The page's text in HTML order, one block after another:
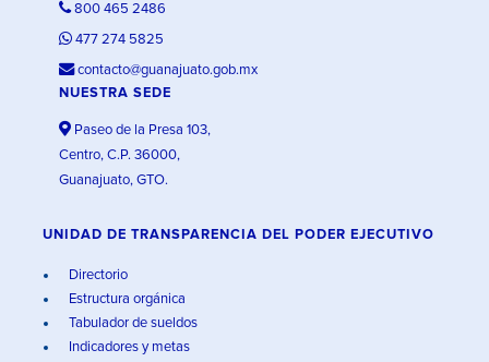
800 465 2486
477 274 5825
contacto@guanajuato.gob.mx
NUESTRA SEDE
Paseo de la Presa 103,
Centro, C.P. 36000,
Guanajuato, GTO.
UNIDAD DE TRANSPARENCIA DEL PODER EJECUTIVO
Directorio
Estructura orgánica
Tabulador de sueldos
Indicadores y metas